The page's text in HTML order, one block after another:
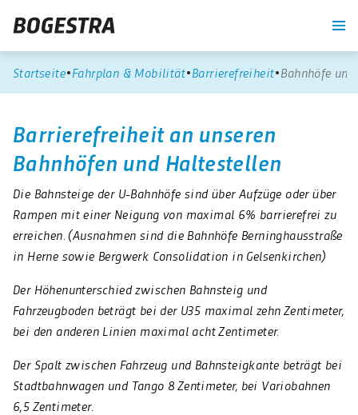
Startseite Fahrplan & Mobilität Barrierefreiheit Bahnhöfe
Barrierefreiheit an unseren
Bahnhöfen und Haltestellen
Die Bahnsteige der U-Bahnhöfe sind über Aufzüge oder über
Rampen mit einer Neigung von maximal 6% barrierefrei zu
erreichen. (Ausnahmen sind die Bahnhöfe Berninghausstraße
in Herne sowie Bergwerk Consolidation in Gelsenkirchen)
Der Höhenunterschied zwischen Bahnsteig und
Fahrzeugboden beträgt bei der U35 maximal zehn Zentimeter,
bei den anderen Linien maximal acht Zentimeter.
Der Spalt zwischen Fahrzeug und Bahnsteigkante beträgt bei
Stadtbahnwagen und Tango 8 Zentimeter, bei Variobahnen
6,5 Zentimeter.